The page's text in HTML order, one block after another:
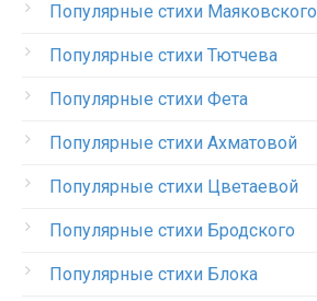
Популярные стихи Маяковского
Популярные стихи Тютчева
Популярные стихи Фета
Популярные стихи Ахматовой
Популярные стихи Цветаевой
Популярные стихи Бродского
Популярные стихи Блока